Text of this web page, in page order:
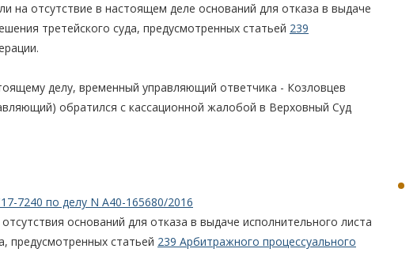
на отсутствие в настоящем деле оснований для отказа в выдаче
третейского суда, предусмотренных статьей 239
делу, временный управляющий ответчика - Козловцев
обратился с кассационной жалобой в Верховный Суд
7240 по делу N А40-165680/2016
оснований для отказа в выдаче исполнительного листа
предусмотренных статьей 239 Арбитражного процессуального